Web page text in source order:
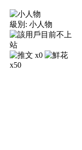
級別: 小人物
x0
x50